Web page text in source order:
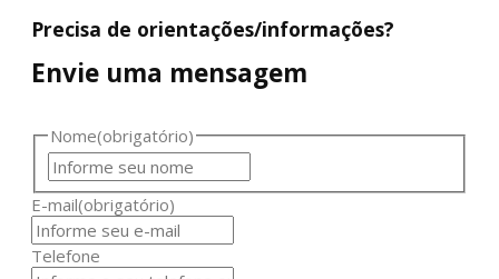
Precisa de orientações/informações?
Envie uma mensagem
Nome(obrigatório)
E-mail(obrigatório)
Telefone